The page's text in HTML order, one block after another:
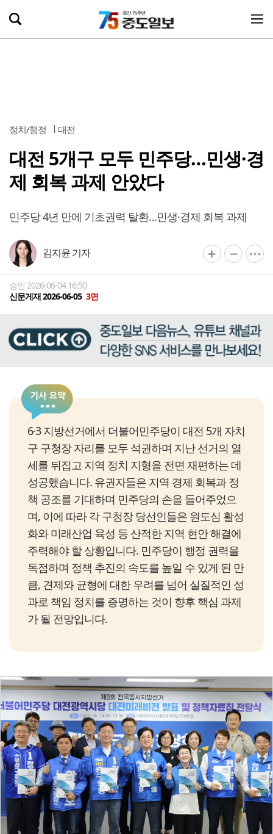
정치/행정 대전
대전 5개구 모두 민주당…민생·경
제 회복 과제 안았다
민주당 4년 만에 기초권력 탈환…민생·경제 회복 과제
김지윤 기자
승인 2026-06-04 16:50
신문게재 2026-06-05 3면
6·3 지방선거에서 더불어민주당이 대전 5개 자치
구 구청장 자리를 모두 석권하며 지난 선거의 열
세를 뒤집고 지역 정치 지형을 전면 재편하는 데
성공했습니다. 유권자들은 지역 경제 회복과 정
책 공조를 기대하며 민주당의 손을 들어주었으
며, 이에 따라 각 구청장 당선인들은 원도심 활성
화와 미래산업 육성 등 산적한 지역 현안 해결에
주력해야 할 상황입니다. 민주당이 행정 권력을
독점하며 정책 추진의 속도를 높일 수 있게 된 만
큼, 견제와 균형에 대한 우려를 넘어 실질적인 성
과로 책임 정치를 증명하는 것이 향후 핵심 과제
가 될 전망입니다.